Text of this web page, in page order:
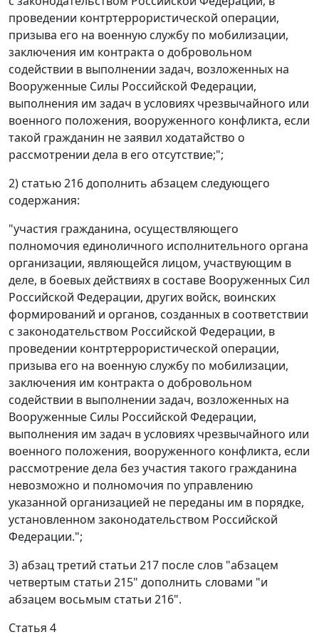
проведении контртеррористической операции,
призыва его на военную службу по мобилизации,
заключения им контракта о добровольном
содействии в выполнении задач, возложенных на
Вооруженные Силы Российской Федерации,
выполнения им задач в условиях чрезвычайного или
военного положения, вооруженного конфликта, если
такой гражданин не заявил ходатайство о
рассмотрении дела в его отсутствие;";
2) статью 216 дополнить абзацем следующего
содержания:
"участия гражданина, осуществляющего
полномочия единоличного исполнительного органа
организации, являющейся лицом, участвующим в
деле, в боевых действиях в составе Вооруженных Сил
Российской Федерации, других войск, воинских
формирований и органов, созданных в соответствии
с законодательством Российской Федерации, в
проведении контртеррористической операции,
призыва его на военную службу по мобилизации,
заключения им контракта о добровольном
содействии в выполнении задач, возложенных на
Вооруженные Силы Российской Федерации,
выполнения им задач в условиях чрезвычайного или
военного положения, вооруженного конфликта, если
рассмотрение дела без участия такого гражданина
невозможно и полномочия по управлению
указанной организацией не переданы им в порядке,
установленном законодательством Российской
Федерации.";
3) абзац третий статьи 217 после слов "абзацем
четвертым статьи 215" дополнить словами "и
абзацем восьмым статьи 216".
Статья 4